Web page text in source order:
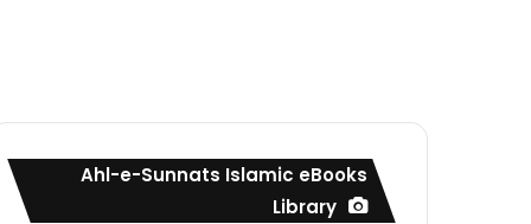
Ahl-e-Sunnats Islamic eBooks
Library